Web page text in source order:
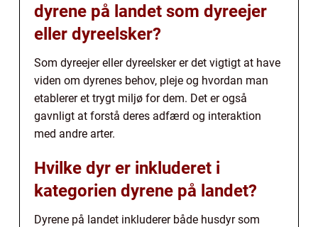
dyrene på landet som dyreejer
eller dyreelsker?
Som dyreejer eller dyreelsker er det vigtigt at have
viden om dyrenes behov, pleje og hvordan man
etablerer et trygt miljø for dem. Det er også
gavnligt at forstå deres adfærd og interaktion
med andre arter.
Hvilke dyr er inkluderet i
kategorien dyrene på landet?
Dyrene på landet inkluderer både husdyr som